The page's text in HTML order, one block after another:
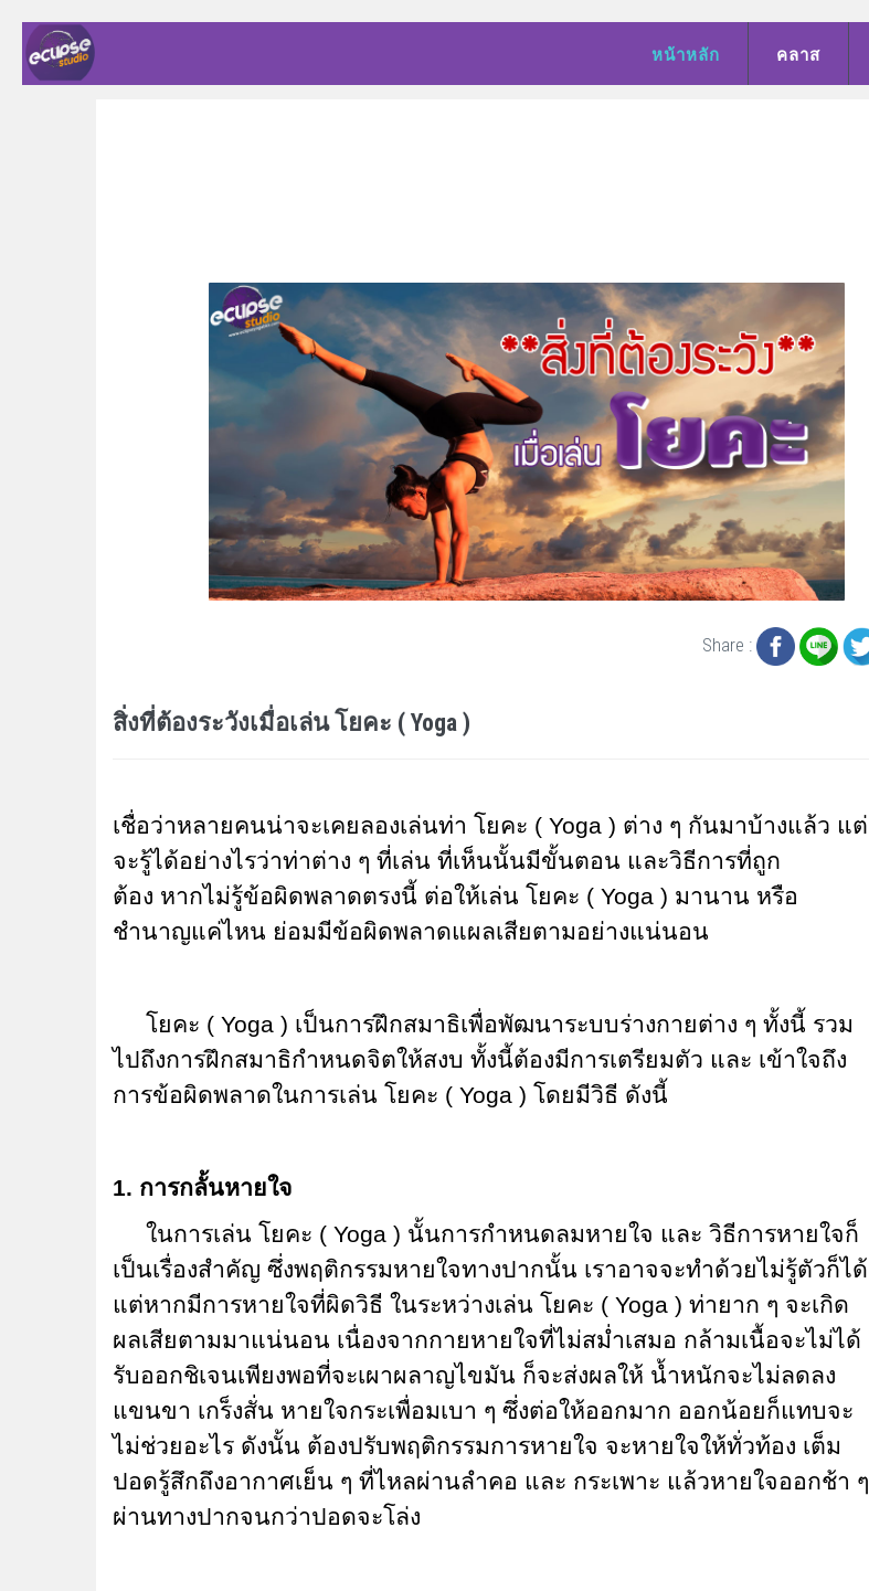
หน้าหลัก คลาส
Share :
สิ่งที่ต้องระวังเมื่อเล่น โยคะ ( Yoga )
เชื่อว่าหลายคนน่าจะเคยลองเล่นท่า โยคะ ( Yoga ) ต่าง ๆ กันมาบ้างแล้ว แต่
จะรู้ได้อย่างไรว่าท่าต่าง ๆ ที่เล่น ที่เห็นนั้นมีขั้นตอน และวิธีการที่ถูก
ต้อง หากไม่รู้ข้อผิดพลาดตรงนี้ ต่อให้เล่น โยคะ ( Yoga ) มานาน หรือ
ชำนาญแค่ไหน ย่อมมีข้อผิดพลาดแผลเสียตามอย่างแน่นอน
โยคะ ( Yoga ) เป็นการฝึกสมาธิเพื่อพัฒนาระบบร่างกายต่าง ๆ ทั้งนี้ รวม
ไปถึงการฝึกสมาธิกำหนดจิตให้สงบ ทั้งนี้ต้องมีการเตรียมตัว และ เข้าใจถึง
การข้อผิดพลาดในการเล่น โยคะ ( Yoga ) โดยมีวิธี ดังนี้
1. การกลั้นหายใจ
ในการเล่น โยคะ ( Yoga ) นั้นการกำหนดลมหายใจ และ วิธีการหายใจก็
เป็นเรื่องสำคัญ ซึ่งพฤติกรรมหายใจทางปากนั้น เราอาจจะทำด้วยไม่รู้ตัวก็ได้
แต่หากมีการหายใจที่ผิดวิธี ในระหว่างเล่น โยคะ ( Yoga ) ท่ายาก ๆ จะเกิด
ผลเสียตามมาแน่นอน เนื่องจากกายหายใจที่ไม่สม่ำเสมอ กล้ามเนื้อจะไม่ได้
รับออกชิเจนเพียงพอที่จะเผาผลาญไขมัน ก็จะส่งผลให้ น้ำหนักจะไม่ลดลง
แขนขา เกร็งสั่น หายใจกระเพื่อมเบา ๆ ซึ่งต่อให้ออกมาก ออกน้อยก็แทบจะ
ไม่ช่วยอะไร ดังนั้น ต้องปรับพฤติกรรมการหายใจ จะหายใจให้ทั่วท้อง เต็ม
ปอดรู้สึกถึงอากาศเย็น ๆ ที่ไหลผ่านลำคอ และ กระเพาะ แล้วหายใจออกช้า ๆ
ผ่านทางปากจนกว่าปอดจะโล่ง